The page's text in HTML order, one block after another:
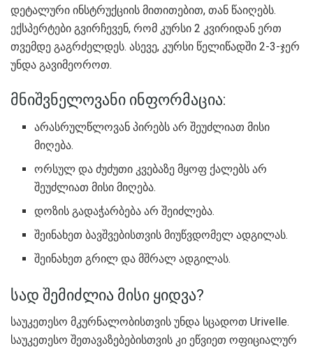
დეტალური ინსტრუქციის მითითებით, თან წაიღებს.
ექსპერტები გვირჩევენ, რომ კურსი 2 კვირიდან ერთ
თვემდე გაგრძელდეს. ასევე, კურსი წელიწადში 2-3-ჯერ
უნდა გავიმეოროთ.
მნიშვნელოვანი ინფორმაცია:
არასრულწლოვან პირებს არ შეუძლიათ მისი
მიღება.
ორსულ და ძუძუთი კვებაზე მყოფ ქალებს არ
შეუძლიათ მისი მიღება.
დოზის გადაჭარბება არ შეიძლება.
შეინახეთ ბავშვებისთვის მიუწვდომელ ადგილას.
შეინახეთ გრილ და მშრალ ადგილას.
სად შემიძლია მისი ყიდვა?
საუკეთესო მკურნალობისთვის უნდა სცადოთ Urivelle.
საუკეთესო შეთავაზებებისთვის კი ეწვიეთ ოფიციალურ